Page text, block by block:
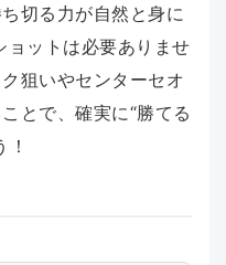
切る力が自然と身に
ットは必要ありませ
狙いやセンターセオ
とで、確実に“勝てる